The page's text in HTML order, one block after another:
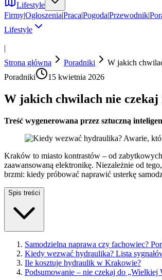
Lifestyle
Firmy|Ogłoszenia|Praca|Pogoda|Przewodnik|
Lifestyle
|
Strona główna
Poradniki
W jakich
Poradniki
15 kwietnia 2026
W jakich chwilach nie
Treść wygenerowana przez sztuczną
Kraków to miasto kontrastów – od
zaawansowaną elektronikę. Niezależnie od
brzmi: kiedy próbować naprawić usterkę
Spis treści
Samodzielna naprawa czy fachowiec?
Kiedy wezwać hydraulika? Lista
Ile kosztuje hydraulik w Krakowie?
Podsumowanie – nie czekaj do „Wielkiej